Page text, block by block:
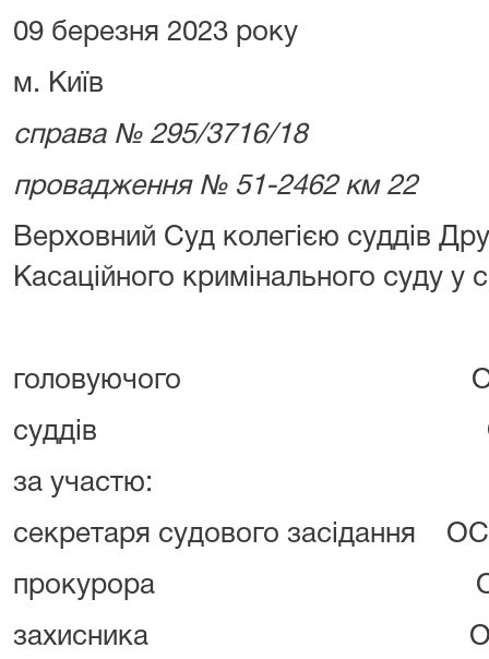
09 березня 2023 року
м. Київ
справа № 295/3716/18
провадження № 51-2462 км 22
Верховний Суд колегією суддів
Касаційного кримінального суду у
головуючого
суддів
за участю:
секретаря судового засідання
прокурора
захисника